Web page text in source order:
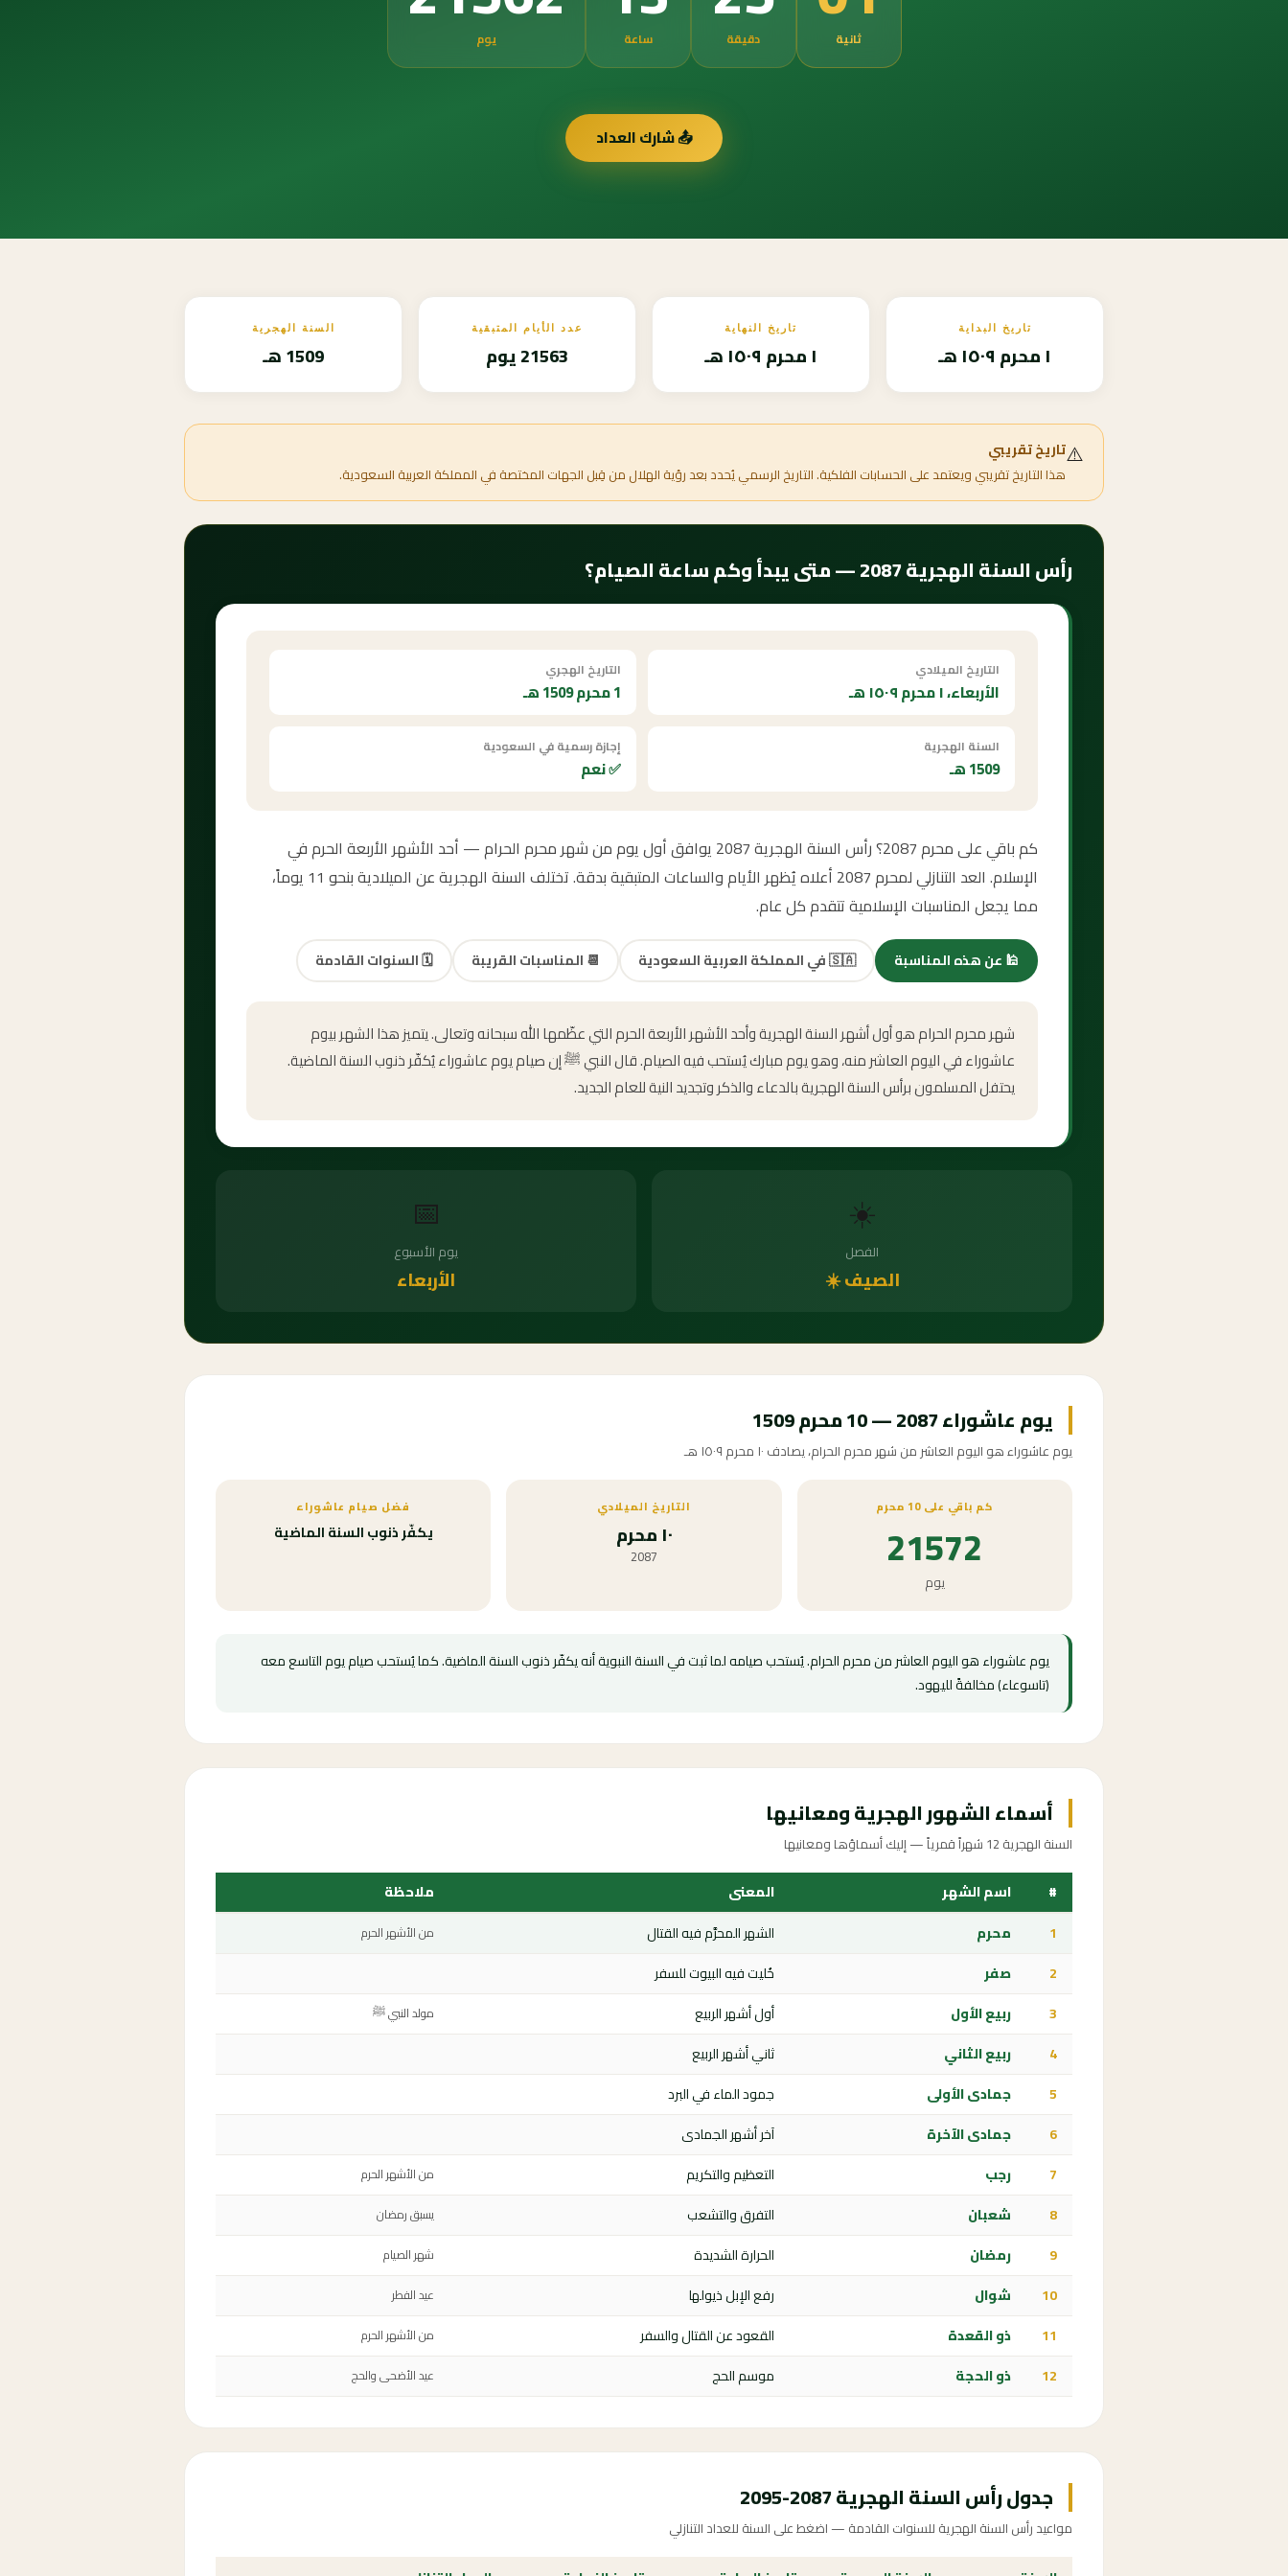
يوم ساعة دقيقة ثانية
📤 شارك العداد
تاريخ البداية
١ محرم ١٥٠٩ هـ
تاريخ النهاية
١ محرم ١٥٠٩ هـ
عدد الأيام المتبقية
21563 يوم
السنة الهجرية
1509 هـ
⚠️تاريخ تقريبي
هذا التاريخ تقريبي ويعتمد على الحسابات الفلكية. التاريخ الرسمي يُحدد بعد رؤية الهلال من قِبل الجهات المختصة في المملكة العربية السعودية.
رأس السنة الهجرية 2087 — متى يبدأ وكم ساعة الصيام؟
التاريخ الميلادي
الأربعاء، ١ محرم ١٥٠٩ هـ
التاريخ الهجري
1 محرم 1509 هـ
السنة الهجرية
1509 هـ
إجازة رسمية في السعودية
✅ نعم
كم باقي على محرم 2087؟ رأس السنة الهجرية 2087 يوافق أول يوم من شهر محرم الحرام — أحد الأشهر الأربعة الحرم في
الإسلام. العد التنازلي لمحرم 2087 أعلاه يُظهر الأيام والساعات المتبقية بدقة. تختلف السنة الهجرية عن الميلادية بنحو 11 يوماً،
مما يجعل المناسبات الإسلامية تتقدم كل عام.
🕌عن هذه المناسبة 🇸🇦في المملكة العربية السعودية 📆المناسبات القريبة 🗓️السنوات القادمة
شهر محرم الحرام هو أول أشهر السنة الهجرية وأحد الأشهر الأربعة الحرم التي عظّمها الله سبحانه وتعالى. يتميز هذا الشهر بيوم
عاشوراء في اليوم العاشر منه، وهو يوم مبارك يُستحب فيه الصيام. قال النبي ﷺ إن صيام يوم عاشوراء يُكفّر ذنوب السنة الماضية.
يحتفل المسلمون برأس السنة الهجرية بالدعاء والذكر وتجديد النية للعام الجديد.
☀️
الفصل
الصيف ☀️
📅
يوم الأسبوع
الأربعاء
يوم عاشوراء 2087 — 10 محرم 1509
يوم عاشوراء هو اليوم العاشر من شهر محرم الحرام، يصادف ١٠ محرم ١٥٠٩ هـ
كم باقي على 10 محرم
21572
يوم
التاريخ الميلادي
١٠ محرم
2087
فضل صيام عاشوراء
يكفّر ذنوب السنة الماضية
يوم عاشوراء هو اليوم العاشر من محرم الحرام. يُستحب صيامه لما ثبت في السنة النبوية أنه يكفّر ذنوب السنة الماضية. كما يُستحب صيام يوم التاسع معه
(تاسوعاء) مخالفةً لليهود.
أسماء الشهور الهجرية ومعانيها
السنة الهجرية 12 شهراً قمرياً — إليك أسماؤها ومعانيها
# اسم الشهر المعنى
ملاحظة
1
محرم الشهر المحرَّم فيه القتال من الأشهر الحرم
2 صفر
خُليت فيه البيوت للسفر
3
ربيع الأول أول أشهر الربيع مولد النبي ﷺ
4 ربيع الثاني
ثاني أشهر الربيع
5
جمادى الأولى
جمود الماء في البرد
6
جمادى الآخرة
آخر أشهر الجمادى
7
رجب التعظيم والتكريم من الأشهر الحرم
8 شعبان التفرق والتشعب يسبق رمضان
9 رمضان الحرارة الشديدة شهر الصيام
10 شوال رفع الإبل ذيولها عيد الفطر
11 ذو القعدة القعود عن القتال والسفر من الأشهر الحرم
12 ذو الحجة موسم الحج عيد الأضحى والحج
جدول رأس السنة الهجرية 2087-2095
مواعيد رأس السنة الهجرية للسنوات القادمة — اضغط على السنة للعداد التنازلي